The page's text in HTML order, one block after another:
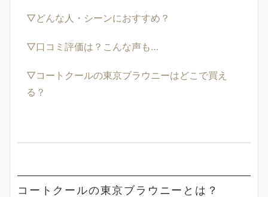
▽どんな人・シーンにおすすめ？
▽口コミ評価は？こんな声も…
▽コートクールの東京ブラウニーはどこで買え
る？
コートクールの東京ブラウニーとは？